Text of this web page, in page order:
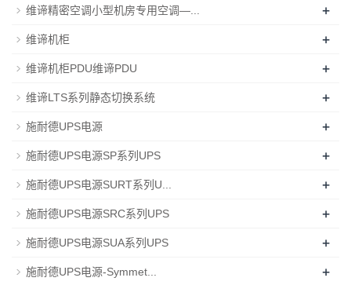
维谛精密空调小型机房专用空调—... +
维谛机柜 +
维谛机柜PDU维谛PDU +
维谛LTS系列静态切换系统 +
施耐德UPS电源 +
施耐德UPS电源SP系列UPS +
施耐德UPS电源SURT系列U... +
施耐德UPS电源SRC系列UPS +
施耐德UPS电源SUA系列UPS +
施耐德UPS电源-Symmet... +